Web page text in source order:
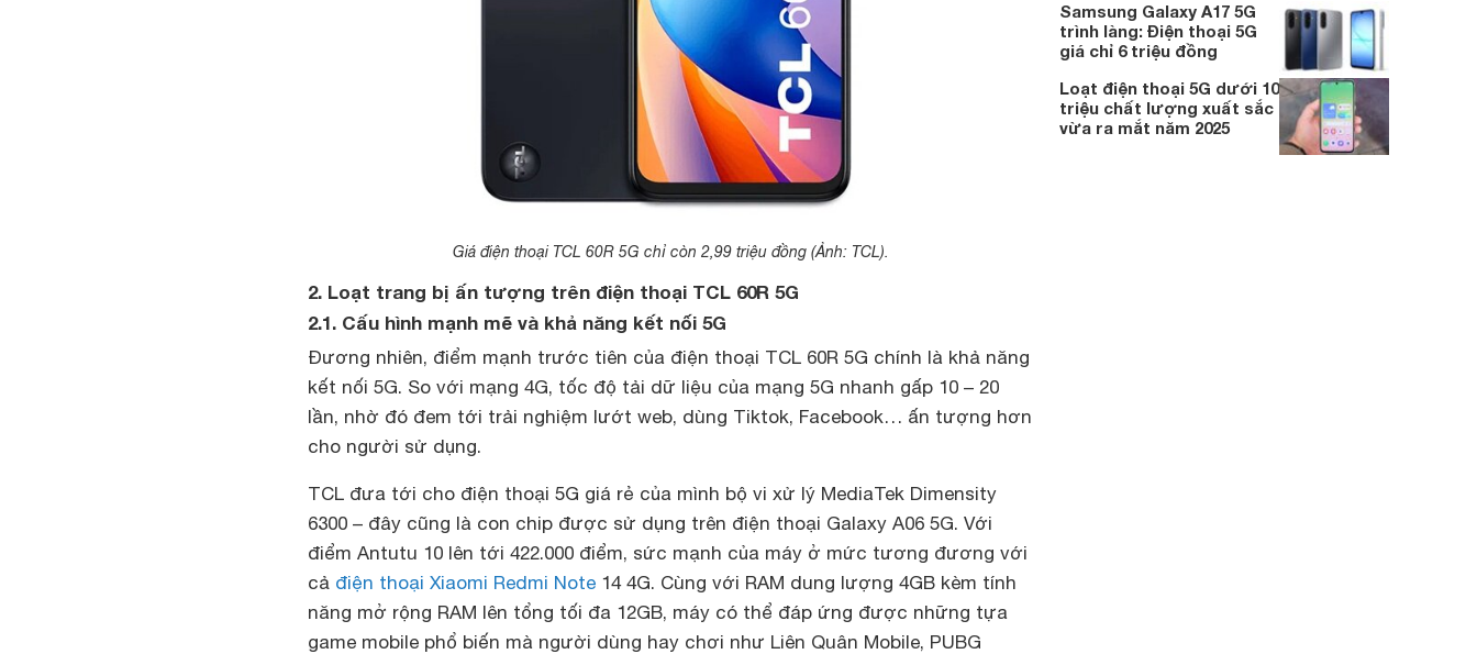
Giá điện thoại TCL 60R 5G chỉ còn 2,99 triệu đồng (Ảnh: TCL).
2. Loạt trang bị ấn tượng trên điện thoại TCL 60R 5G
2.1. Cấu hình mạnh mẽ và khả năng kết nối 5G
Đương nhiên, điểm mạnh trước tiên của điện thoại TCL 60R 5G chính là khả năng
kết nối 5G. So với mạng 4G, tốc độ tải dữ liệu của mạng 5G nhanh gấp 10 – 20
lần, nhờ đó đem tới trải nghiệm lướt web, dùng Tiktok, Facebook… ấn tượng hơn
cho người sử dụng.
TCL đưa tới cho điện thoại 5G giá rẻ của mình bộ vi xử lý MediaTek Dimensity
6300 – đây cũng là con chip được sử dụng trên điện thoại Galaxy A06 5G. Với
điểm Antutu 10 lên tới 422.000 điểm, sức mạnh của máy ở mức tương đương với
cả điện thoại Xiaomi Redmi Note 14 4G. Cùng với RAM dung lượng 4GB kèm tính
năng mở rộng RAM lên tổng tối đa 12GB, máy có thể đáp ứng được những tựa
game mobile phổ biến mà người dùng hay chơi như Liên Quân Mobile, PUBG
Samsung Galaxy A17 5G
trình làng: Điện thoại 5G
giá chỉ 6 triệu đồng
Loạt điện thoại 5G dưới 10
triệu chất lượng xuất sắc
vừa ra mắt năm 2025